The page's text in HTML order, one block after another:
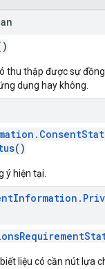
thu thập được sự
dụng hay không.
()
ý hiện tại.
Information .
liệu có cần nút lựa